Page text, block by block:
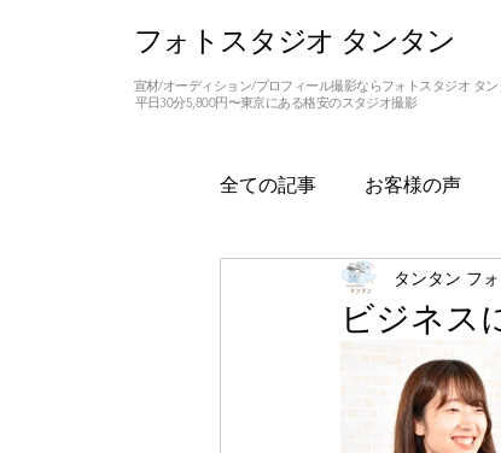
フォトスタジオ タンタン
宣材/オーディション/プロフィール撮影ならフォトスタジオ タン
平日30分5,800円〜東京にある格安のスタジオ撮影
全ての記事 お客様の声
ビジネス
タンタン フ